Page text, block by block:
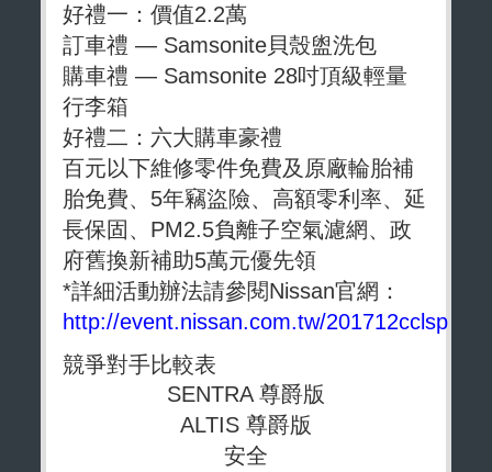
好禮一：價值2.2萬
訂車禮 — Samsonite貝殼盥洗包
購車禮 — Samsonite 28吋頂級輕量
行李箱
好禮二：六大購車豪禮
百元以下維修零件免費及原廠輪胎補
胎免費、5年竊盜險、高額零利率、延
長保固、PM2.5負離子空氣濾網、政
府舊換新補助5萬元優先領
*詳細活動辦法請參閱Nissan官網：
http://event.nissan.com.tw/201712cclsp
競爭對手比較表
SENTRA 尊爵版
ALTIS 尊爵版
安全